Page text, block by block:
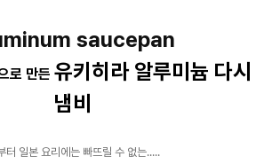
saucepan
로 만든 유키히라 알루미늄 다시
냄비
터 일본 요리에는 빠뜨릴 수 없는.....